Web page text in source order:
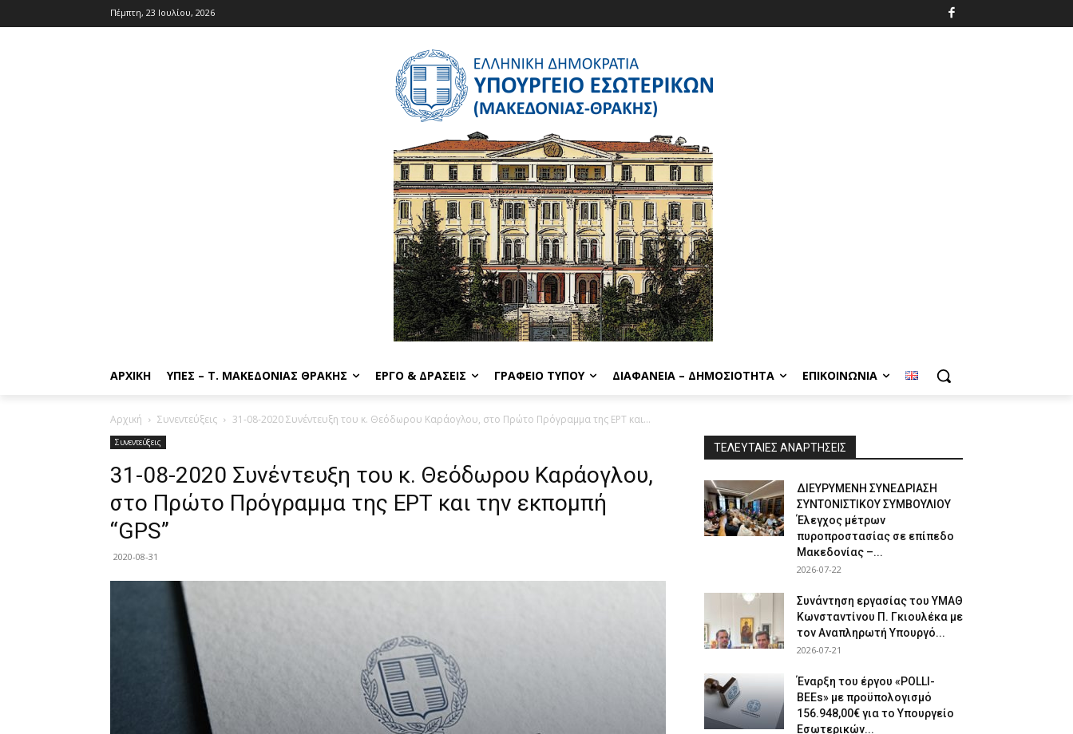
Πέμπτη, 23 Ιουλίου, 2026
ΑΡΧΙΚΉ ΥΠΕΣ – Τ. ΜΑΚΕΔΟΝΊΑΣ ΘΡΆΚΗΣ ΈΡΓΟ & ΔΡΆΣΕΙΣ ΓΡΑΦΕΊΟ ΤΎΠΟΥ ΔΙΑΦΆΝΕΙΑ – ΔΗΜΟΣΙΌΤΗΤΑ ΕΠΙΚΟΙΝΩΝΊΑ
Αρχική Συνεντεύξεις 31-08-2020 Συνέντευξη του κ. Θεόδωρου Καράογλου, στο Πρώτο Πρόγραμμα της ΕΡΤ και...
Συνεντεύξεις
31-08-2020 Συνέντευξη του κ. Θεόδωρου Καράογλου,
στο Πρώτο Πρόγραμμα της ΕΡΤ και την εκπομπή
“GPS”
2020-08-31
ΤΕΛΕΥΤΑΙΕΣ ΑΝΑΡΤΗΣΕΙΣ
ΔΙΕΥΡΥΜΕΝΗ ΣΥΝΕΔΡΙΑΣΗ
ΣΥΝΤΟΝΙΣΤΙΚΟΥ ΣΥΜΒΟΥΛΙΟΥ
Έλεγχος μέτρων
πυροπροστασίας σε επίπεδο
Μακεδονίας –...
2026-07-22
Συνάντηση εργασίας του ΥΜΑΘ
Κωνσταντίνου Π. Γκιουλέκα με
τον Αναπληρωτή Υπουργό...
2026-07-21
Έναρξη του έργου «POLLI-
BEEs» με προϋπολογισμό
156.948,00€ για το Υπουργείο
Εσωτερικών...